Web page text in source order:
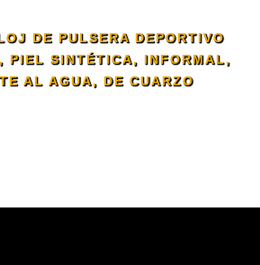
DE PULSERA DEPORTIVO
PIEL SINTÉTICA, INFORMAL,
AL AGUA, DE CUARZO